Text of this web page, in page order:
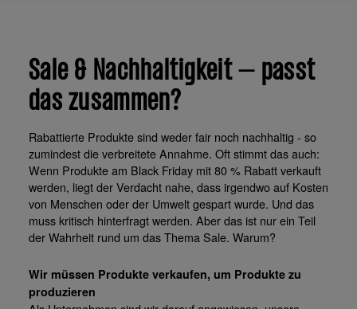
Sale & Nachhaltigkeit – passt
das zusammen?
Rabattierte Produkte sind weder fair noch nachhaltig - so
zumindest die verbreitete Annahme. Oft stimmt das auch:
Wenn Produkte am Black Friday mit 80 % Rabatt verkauft
werden, liegt der Verdacht nahe, dass irgendwo auf Kosten
von Menschen oder der Umwelt gespart wurde. Und das
muss kritisch hinterfragt werden. Aber das ist nur ein Teil
der Wahrheit rund um das Thema Sale. Warum?
Wir müssen Produkte verkaufen, um Produkte zu
produzieren